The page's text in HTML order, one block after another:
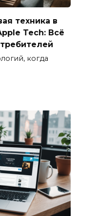
техника в
Tech: Всё
когда